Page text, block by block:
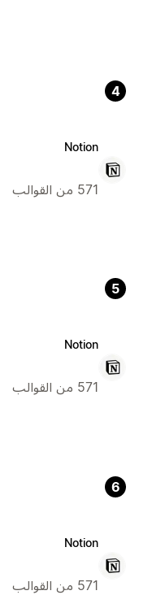
4
Notion
571 من القوالب
5
Notion
571 من القوالب
6
Notion
571 من القوالب